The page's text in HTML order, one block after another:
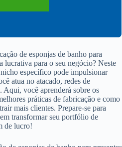
de esponjas de banho para
lucrativa para o seu negócio? Neste
específico pode impulsionar
atua no atacado, redes de
Aqui, você aprenderá sobre os
práticas de fabricação e como
mais clientes. Prepare-se para
transformar seu portfólio de
de lucro!